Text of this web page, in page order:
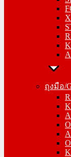
ถุงมือ/
ถุงมือ/